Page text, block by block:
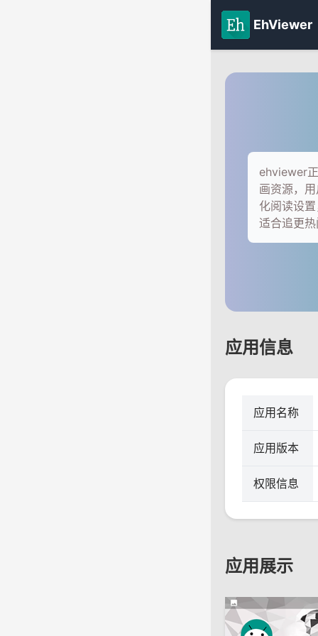
EhViewer
ehviewer
画资源，
化阅读设
适合追更
应用信息
应用名称
应用版本
权限信息
应用展示